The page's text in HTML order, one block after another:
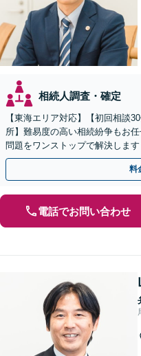
相続人調査・確定
【東海エリア対応】【初回相談
所】難易度の高い相続紛争もお
問題をワンストップで解決しま
【分割払い対応】【完全個室制
料
電話でお問い合わせ